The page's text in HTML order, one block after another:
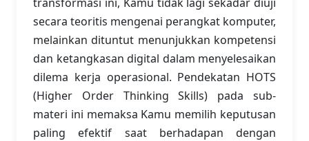
secara teoritis mengenai perangkat komputer,
melainkan dituntut menunjukkan kompetensi
dan ketangkasan digital dalam menyelesaikan
dilema kerja operasional. Pendekatan HOTS
(Higher Order Thinking Skills) pada sub-
materi ini memaksa Kamu memilih keputusan
paling efektif saat berhadapan dengan